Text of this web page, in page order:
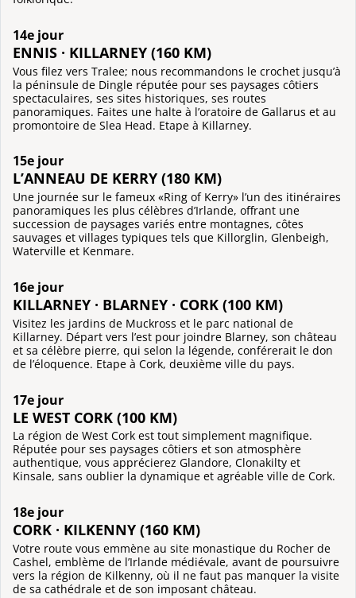
14e jour
ENNIS · KILLARNEY (160 KM)
Vous filez vers Tralee; nous recommandons le crochet jusqu’à
la péninsule de Dingle réputée pour ses paysages côtiers
spectaculaires, ses sites historiques, ses routes
panoramiques. Faites une halte à l’oratoire de Gallarus et au
promontoire de Slea Head. Etape à Killarney.
15e jour
L’ANNEAU DE KERRY (180 KM)
Une journée sur le fameux «Ring of Kerry» l’un des itinéraires
panoramiques les plus célèbres d’Irlande, offrant une
succession de paysages variés entre montagnes, côtes
sauvages et villages typiques tels que Killorglin, Glenbeigh,
Waterville et Kenmare.
16e jour
KILLARNEY · BLARNEY · CORK (100 KM)
Visitez les jardins de Muckross et le parc national de
Killarney. Départ vers l’est pour joindre Blarney, son château
et sa célèbre pierre, qui selon la légende, conférerait le don
de l’éloquence. Etape à Cork, deuxième ville du pays.
17e jour
LE WEST CORK (100 KM)
La région de West Cork est tout simplement magnifique.
Réputée pour ses paysages côtiers et son atmosphère
authentique, vous apprécierez Glandore, Clonakilty et
Kinsale, sans oublier la dynamique et agréable ville de Cork.
18e jour
CORK · KILKENNY (160 KM)
Votre route vous emmène au site monastique du Rocher de
Cashel, emblème de l’Irlande médiévale, avant de poursuivre
vers la région de Kilkenny, où il ne faut pas manquer la visite
de sa cathédrale et de son imposant château.